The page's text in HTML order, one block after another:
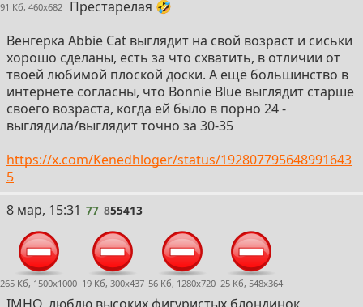
91 Кб, 460x682
Престарелая 🤣
Венгерка Abbie Cat выглядит на свой возраст и сиськи
хорошо сделаны, есть за что схватить, в отличии от
твоей любимой плоской доски. А ещё большинство в
интернете согласны, что Bonnie Blue выглядит старше
своего возраста, когда ей было в порно 24 -
выглядила/выглядит точно за 30-35
https://x.com/Kenedhloger/status/192807795648991643
5
77
8 мар, 15:31 77 855413
265 Кб, 1500x1000 19 Кб, 300x437 56 Кб, 1280x720 25 Кб, 548x364